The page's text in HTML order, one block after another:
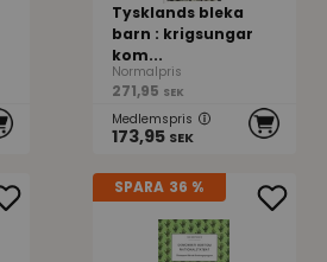
Tysklands bleka
barn : krigsungar
kom...
Normalpris
271,95 SEK
Medlemspris
173,95 SEK
SPARA 36 %